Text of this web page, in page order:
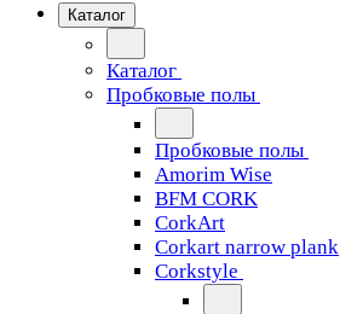
Каталог
Каталог
Пробковые полы
Пробковые полы
Amorim Wise
BFM CORK
CorkArt
Corkart narrow plank
Corkstyle